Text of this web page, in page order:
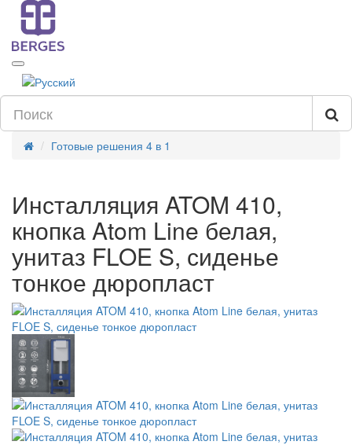
Готовые решения 4 в 1
Инсталляция ATOM 410,
кнопка Atom Line белая,
унитаз FLOE S, сиденье
тонкое дюропласт